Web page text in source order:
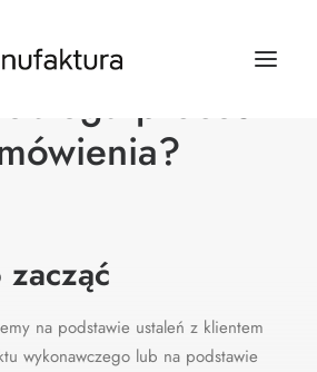
proces
na podstawie ustaleń z klientem
wykonawczego lub na podstawie